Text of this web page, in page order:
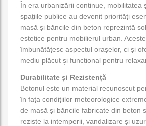
În era urbanizării continue, mobilitatea
spațiile publice au devenit priorități
masă și băncile din beton reprezintă
estetice pentru mobilierul urban.
îmbunătățesc aspectul orașelor, ci și
mediu plăcut și funcțional pentru
Durabilitate și Rezistență
Betonul este un material recunoscut
în fața condițiilor meteorologice
de masă și băncile fabricate din beton
reziste la intemperii, vandalizare și